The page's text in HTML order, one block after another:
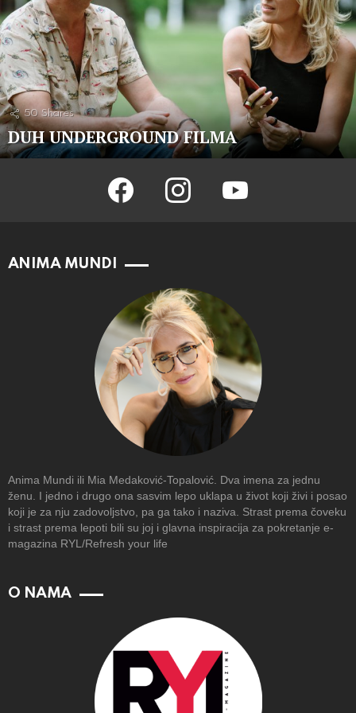
50 Shares
DUH UNDERGROUND FILMA
facebook instagram youtube
ANIMA MUNDI
Anima Mundi ili Mia Medaković-Topalović. Dva imena za jednu
ženu. I jedno i drugo ona sasvim lepo uklapa u život koji živi i posao
koji je za nju zadovoljstvo, pa ga tako i naziva. Strast prema čoveku
i strast prema lepoti bili su joj i glavna inspiracija za pokretanje e-
magazina RYL/Refresh your life
O NAMA